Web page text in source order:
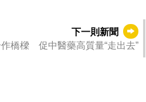
下一則新聞
橋樑 促中醫藥高質量“走出去”